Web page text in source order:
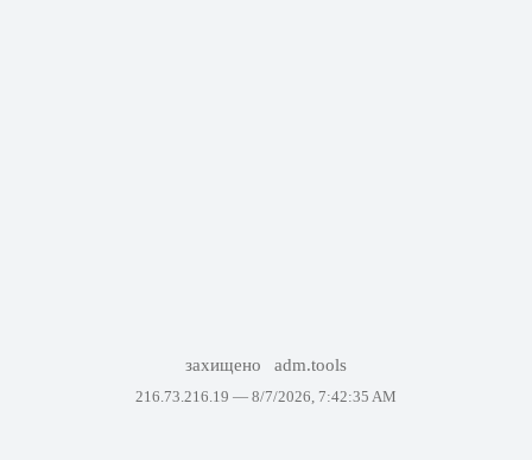
захищено adm.tools
216.73.216.19 — 8/7/2026, 7:42:35 AM